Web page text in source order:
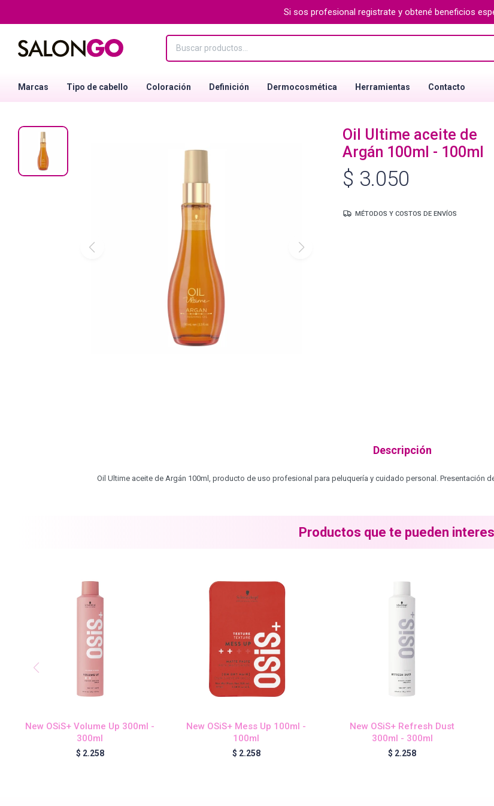
Si sos profesional registrate y obtené beneficios
Marcas Tipo de cabello Coloración Definición Dermocosmética Herramientas Contacto
Oil Ultime aceite de
Argán 100ml - 100ml
$ 3.050
MÉTODOS Y COSTOS DE ENVÍOS
Descripción
Oil Ultime aceite de Argán 100ml, producto de uso profesional para peluquería y cuidado personal. Presentación
Productos que te pueden
New OSiS+ Volume Up 300ml -
300ml
$ 2.258
New OSiS+ Mess Up 100ml -
100ml
$ 2.258
New OSiS+ Refresh Dust
300ml - 300ml
$ 2.258